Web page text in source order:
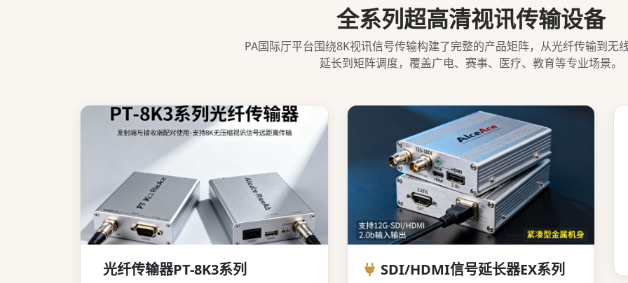
全系列超高清视讯传输设备
PA国际厅平台围绕8K视讯信号传输构建了完整的产品矩阵，从光纤传输到无
延长到矩阵调度，覆盖广电、赛事、医疗、教育等专业场景。
光纤传输器PT-8K3系列 SDI/HDMI信号延长器EX系列